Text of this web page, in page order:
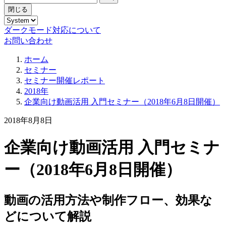
閉じる
ダークモード対応について
お問い合わせ
ホーム
セミナー
セミナー開催レポート
2018年
企業向け動画活用 入門セミナー（2018年6月8日開催）
2018年8月8日
企業向け動画活用 入門セミナ
ー（2018年6月8日開催）
動画の活用方法や制作フロー、効果な
どについて解説